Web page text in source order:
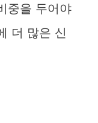
중을 두어야
더 많은 신